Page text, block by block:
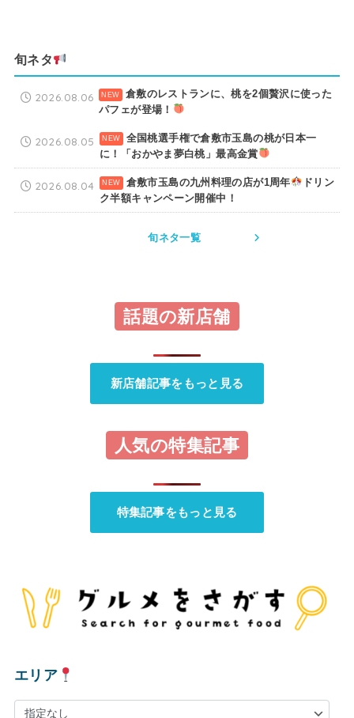
旬ネタ
倉敷のレストランに、桃を2個贅沢に使った
パフェが登場！
2026.08.06
全国桃選手権で倉敷市玉島の桃が日本一
に！「おかやま夢白桃」最高金賞
2026.08.05
倉敷市玉島の九州料理の店が1周年
ドリン
ク半額キャンペーン開催中！
2026.08.04
旬ネタ一覧
話題の新店舗
新店舗記事をもっと見る
人気の特集記事
特集記事をもっと見る
エリア